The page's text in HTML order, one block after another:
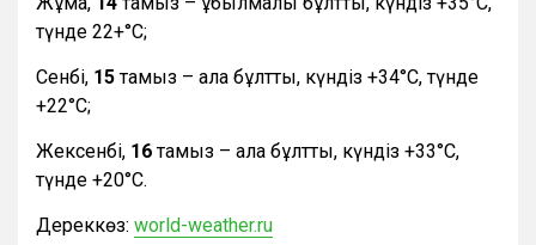
түнде 22+°С;
Сенбі, 15тамыз – ала бұлтты, күндіз +34°С, түнде
+22°С;
Жексенбі, 16тамыз – ала бұлтты, күндіз +33°С,
түнде +20°С.
Дереккөз: world-weather.ru